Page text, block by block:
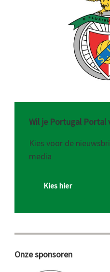
Wil je Portugal Portal
Kies voor de
media
Kies hier
Onze sponsoren